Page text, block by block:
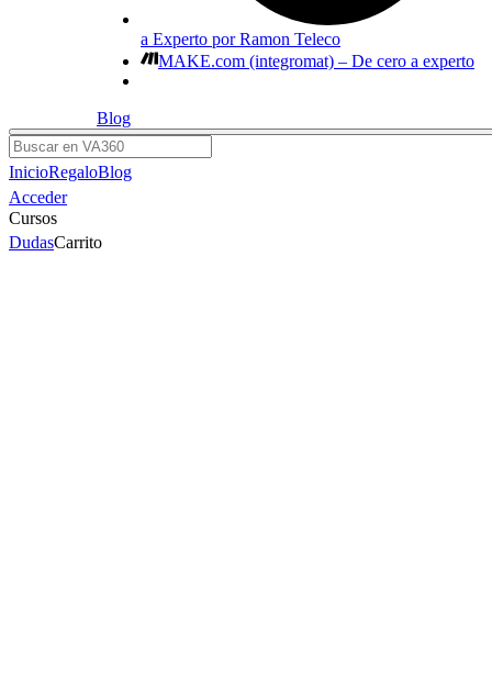
a Experto por Ramon Teleco
MAKE.com (integromat) – De cero a experto
Blog
Buscar
InicioRegaloBlog
Acceder
Cursos
DudasCarrito